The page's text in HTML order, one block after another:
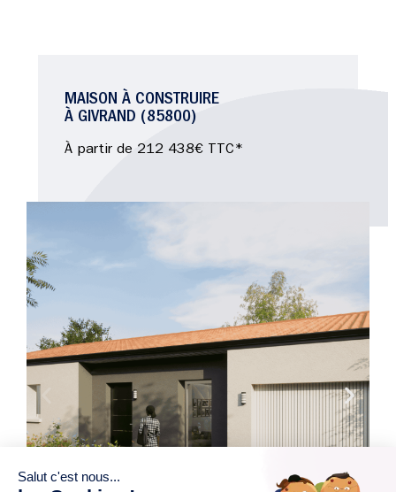
MAISON À CONSTRUIRE
À GIVRAND (85800)
À partir de 212 438€ TTC*